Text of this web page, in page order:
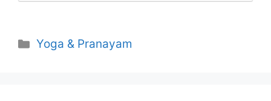
Categories
Yoga & Pranayam